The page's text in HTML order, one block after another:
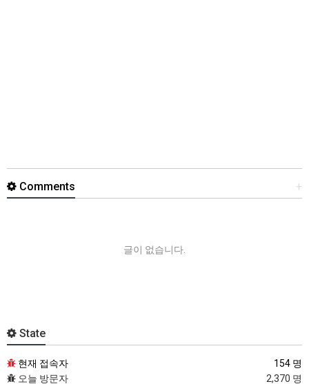
+
Comments
글이 없습니다.
State
현재 접속자
154 명
오늘 방문자
2,370 명